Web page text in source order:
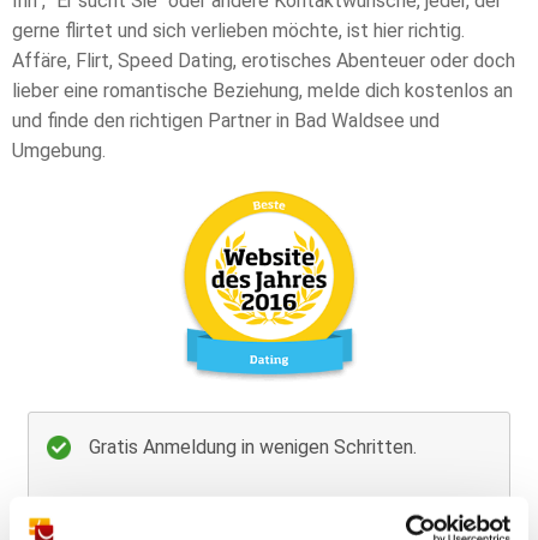
gerne flirtet und sich verlieben möchte, ist hier richtig.
Affäre, Flirt, Speed Dating, erotisches Abenteuer oder doch
lieber eine romantische Beziehung, melde dich kostenlos an
und finde den richtigen Partner in Bad Waldsee und
Umgebung.
Gratis Anmeldung in wenigen Schritten.